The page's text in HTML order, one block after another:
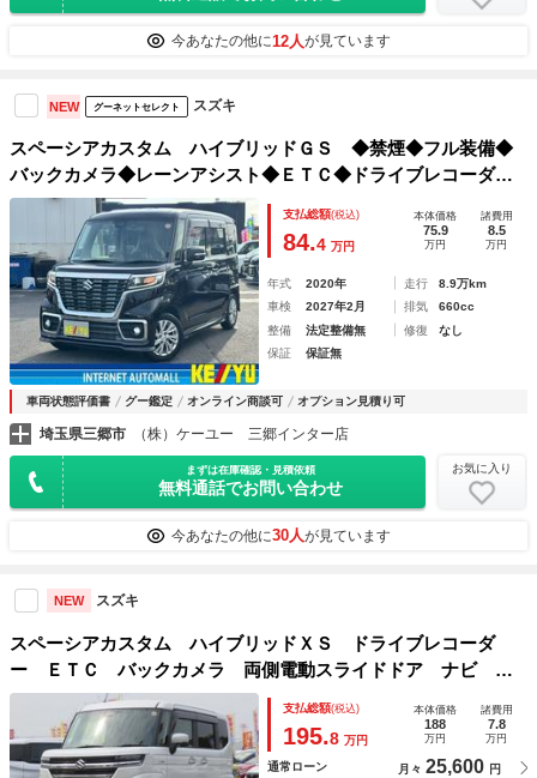
今あなたの他に12人が見ています
NEW グーネットセレクト スズキ
スペーシアカスタム ハイブリッドＧＳ ◆禁煙◆フル装備◆
バックカメラ◆レーンアシスト◆ＥＴＣ◆ドライブレコーダー
◆社外７インチナビ◆片側パワースライドドア◆シートヒータ
ー◆スペアキー◆ＬＥＤヘッドライト◆ｂｌｕｅｔｏｏｔｈ接
続可◆
支払総額(税込)
84.4 万円
本体価格
75.9
万円
諸費用
8.5
万円
年式 2020年 走行
8.9万km
車検
2027年2月 排気
660cc
整備
法定整備無 修復
なし
保証
保証無
車両状態評価書 グー鑑定 オンライン商談可 オプション見積り可
埼玉県三郷市 （株）ケーユー 三郷インター店
まずは在庫確認・見積依頼
無料通話でお問い合わせ
お気に入り
今あなたの他に30人が見ています
NEW スズキ
スペーシアカスタム ハイブリッドＸＳ ドライブレコーダ
ー ＥＴＣ バックカメラ 両側電動スライドドア ナビ Ｔ
Ｖ クリアランスソナー オートクルーズコントロール レー
ンアシスト 衝突被害軽減システム オートライト ＬＥＤヘ
ッドランプ
支払総額(税込)
195.8 万円
本体価格
188
万円
諸費用
7.8
万円
通常ローン 月々 25,600 円